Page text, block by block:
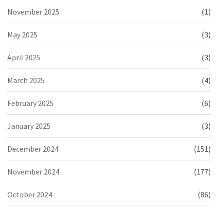
November 2025 (1)
May 2025 (3)
April 2025 (3)
March 2025 (4)
February 2025 (6)
January 2025 (3)
December 2024 (151)
November 2024 (177)
October 2024 (86)